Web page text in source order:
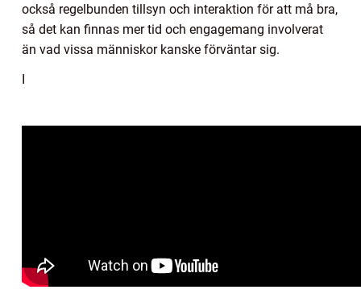
också regelbunden tillsyn och interaktion för att må bra,
så det kan finnas mer tid och engagemang involverat
än vad vissa människor kanske förväntar sig.
I